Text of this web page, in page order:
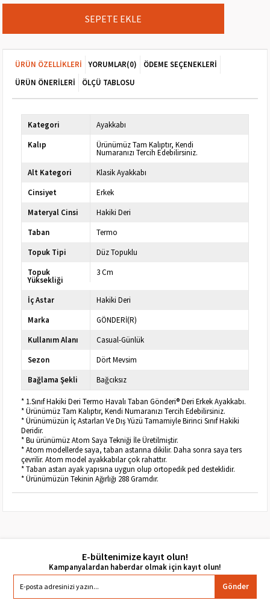
ÜRÜN ÖZELLIKLERI YORUMLAR(0)
ÖDEME SEÇENEKLERI
ÜRÜN ÖNERILERI
ÖLÇÜ TABLOSU
Kategori
Ayakkabı
Kalıp
Ürünümüz Tam Kalıptır, Kendi
Numaranızı Tercih Edebilirsiniz.
Alt Kategori
Klasik Ayakkabı
Cinsiyet
Erkek
Materyal Cinsi
Hakiki Deri
Taban
Termo
Topuk Tipi
Düz Topuklu
Topuk
Yüksekliği
3 Cm
İç Astar
Hakiki Deri
Marka
GÖNDERİ(R)
Kullanım Alanı
Casual-Günlük
Sezon
Dört Mevsim
Bağlama Şekli
Bağcıksız
* 1.Sınıf Hakiki Deri Termo Havalı Taban Gönderi® Deri Erkek Ayakkabı.
* Ürünümüz Tam Kalıptır, Kendi Numaranızı Tercih Edebilirsiniz.
* Ürünümüzün İç Astarları Ve Dış Yüzü Tamamiyle Birinci Sınıf Hakiki
Deridir.
* Bu ürünümüz Atom Saya Tekniği İle Üretilmiştir.
* Atom modellerde saya, taban astarına dikilir. Daha sonra saya ters
çevrilir. Atom model ayakkabılar çok rahattır.
* Taban astarı ayak yapısına uygun olup ortopedik ped desteklidir.
* Ürünümüzün Tekinin Ağırlığı 288 Gramdır.
E-bültenimize kayıt olun!
Gönder